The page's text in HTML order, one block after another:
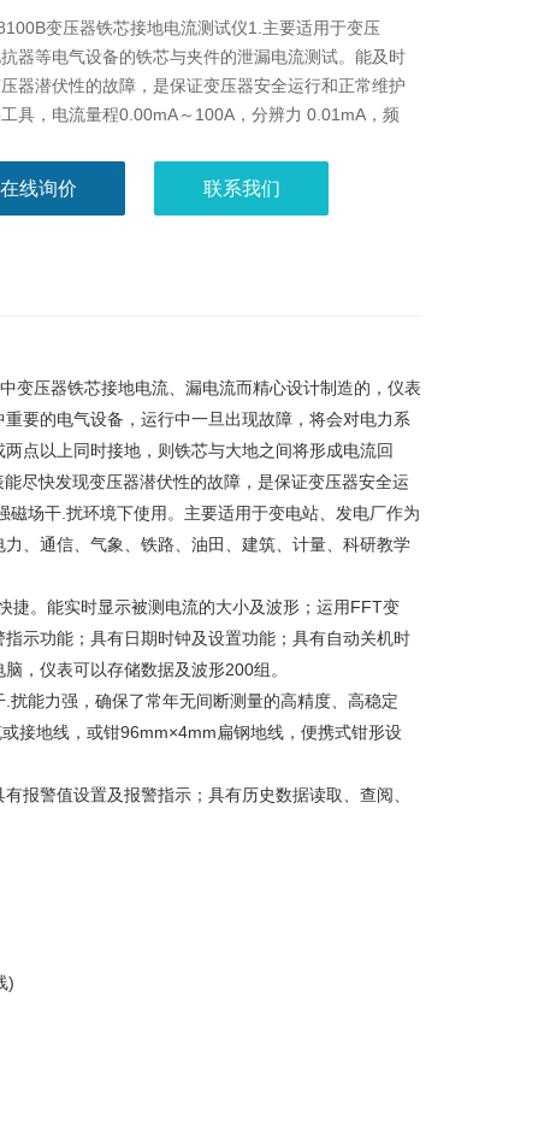
变压器铁芯接地电流测试仪1.主要适用于变压
器等电气设备的铁芯与夹件的泄漏电流测试。能及时
器潜伏性的故障，是保证变压器安全运行和正常维护
具，电流量程0.00mA～100A，分辨力 0.01mA，频
在线询价 联系我们
变压器铁芯接地电流、漏电流而精心设计制造的，仪表
要的电气设备，运行中一旦出现故障，将会对电力系
点以上同时接地，则铁芯与大地之间将形成电流回
尽快发现变压器潜伏性的故障，是保证变压器安全运
场干.扰环境下使用。主要适用于变电站、发电厂作为
、通信、气象、铁路、油田、建筑、计量、科研教学
捷。能实时显示被测电流的大小及波形；运用FFT变
示功能；具有日期时钟及设置功能；具有自动关机时
，仪表可以存储数据及波形200组。
能力强，确保了常年无间断测量的高精度、高稳定
接地线，或钳96mm×4mm扁钢地线，便携式钳形设
报警值设置及报警指示；具有历史数据读取、查阅、
)